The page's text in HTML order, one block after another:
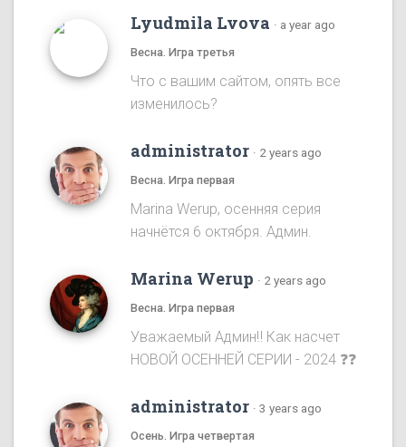
Lyudmila Lvova · a year ago
Весна. Игра третья
Что с вашим сайтом, опять все
изменилось?
administrator · 2 years ago
Весна. Игра первая
Marina Werup, осенняя серия
начнётся 6 октября. Админ.
Marina Werup · 2 years ago
Весна. Игра первая
Уважаемый Админ‼️ Как насчет
НОВОЙ ОСЕННЕЙ СЕРИИ - 2024 ❓❓
administrator · 3 years ago
Осень. Игра четвертая